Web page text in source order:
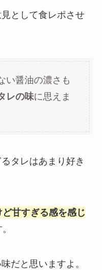
として食レポさせ
い醤油の濃さも
レの味に思えま
タレはあまり好き
ど甘すぎる感を感じ
だと思いますよ。